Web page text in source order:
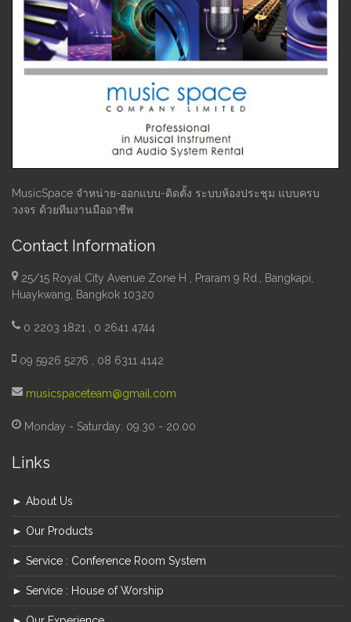
MusicSpace จำหน่าย-ออกแบบ-ติดตั้ง ระบบห้องประชุม แบบครบ
วงจร ด้วยทีมงานมืออาชีพ
Contact Information
25/15 Royal City Avenue Zone H , Praram 9 Rd., Bangkapi,
Huaykwang, Bangkok 10320
0 2203 1821 , 0 2641 4744
09 5926 5276 , 08 6311 4142
musicspaceteam@gmail.com
Monday - Saturday: 09.30 - 20.00
Links
► About Us
► Our Products
► Service : Conference Room System
► Service : House of Worship